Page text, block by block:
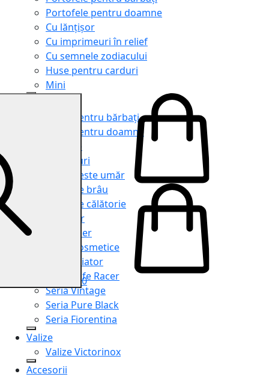
Portofele pentru doamne
Cu lănțișor
Cu imprimeuri în relief
Cu semnele zodiacului
Huse pentru carduri
Mini
Genți pentru bărbați
Genți pentru doamne
Serviete
Rucsacuri
Genți peste umăr
Genți de brâu
Genți de călătorie
Shopper
Organiser
Truse cosmetice
Seria Aviator
Seria Cafe Racer
Seria Vintage
Seria Pure Black
Seria Fiorentina
Valize
Valize Victorinox
Accesorii
0